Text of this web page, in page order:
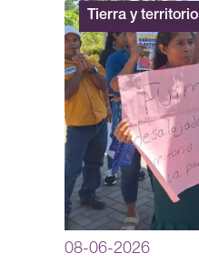
Tierra y territorio
08-06-2026